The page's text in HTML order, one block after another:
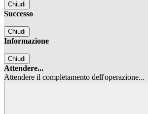
Chiudi
Successo
Chiudi
Informazione
Chiudi
Attendere...
Attendere il completamento dell'operazione...